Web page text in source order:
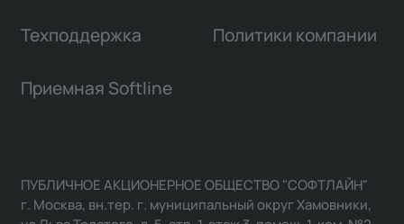
Техподдержка Политики компании
Приемная Softline
ПУБЛИЧНОЕ АКЦИОНЕРНОЕ ОБЩЕСТВО "СОФТЛАЙН"
г. Москва, вн.тер. г. муниципальный округ Хамовники,